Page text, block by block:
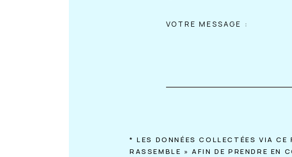
* LES DONNÉES COLLECTÉES VIA
RASSEMBLE » AFIN DE PRENDRE EN